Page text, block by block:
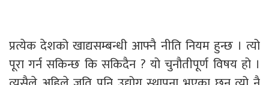
प्रत्येक देशको खाद्यसम्बन्धी आफ्नै नीति नियम हुन्छ । त्यो
पूरा गर्न सकिन्छ कि सकिदैन ? यो चुनौतीपूर्ण विषय हो ।